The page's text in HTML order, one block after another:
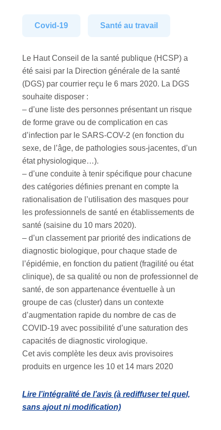
Covid-19 Santé au travail
Le Haut Conseil de la santé publique (HCSP) a
été saisi par la Direction générale de la santé
(DGS) par courrier reçu le 6 mars 2020. La DGS
souhaite disposer :
– d’une liste des personnes présentant un risque
de forme grave ou de complication en cas
d’infection par le SARS-COV-2 (en fonction du
sexe, de l’âge, de pathologies sous-jacentes, d’un
état physiologique…).
– d’une conduite à tenir spécifique pour chacune
des catégories définies prenant en compte la
rationalisation de l’utilisation des masques pour
les professionnels de santé en établissements de
santé (saisine du 10 mars 2020).
– d’un classement par priorité des indications de
diagnostic biologique, pour chaque stade de
l’épidémie, en fonction du patient (fragilité ou état
clinique), de sa qualité ou non de professionnel de
santé, de son appartenance éventuelle à un
groupe de cas (cluster) dans un contexte
d’augmentation rapide du nombre de cas de
COVID-19 avec possibilité d’une saturation des
capacités de diagnostic virologique.
Cet avis complète les deux avis provisoires
produits en urgence les 10 et 14 mars 2020
Lire l’intégralité de l’avis (à rediffuser tel quel,
sans ajout ni modification)